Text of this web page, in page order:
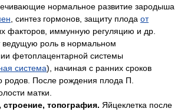
нормальное развитие зародыша
, синтез гормонов, защиту плода от
факторов, иммунную регуляцию и др.
ведущую роль в нормальном
фетоплацентарной системы
система), начиная с ранних сроков
родов. После рождения плода П.
матки.
топография. Яйцеклетка после